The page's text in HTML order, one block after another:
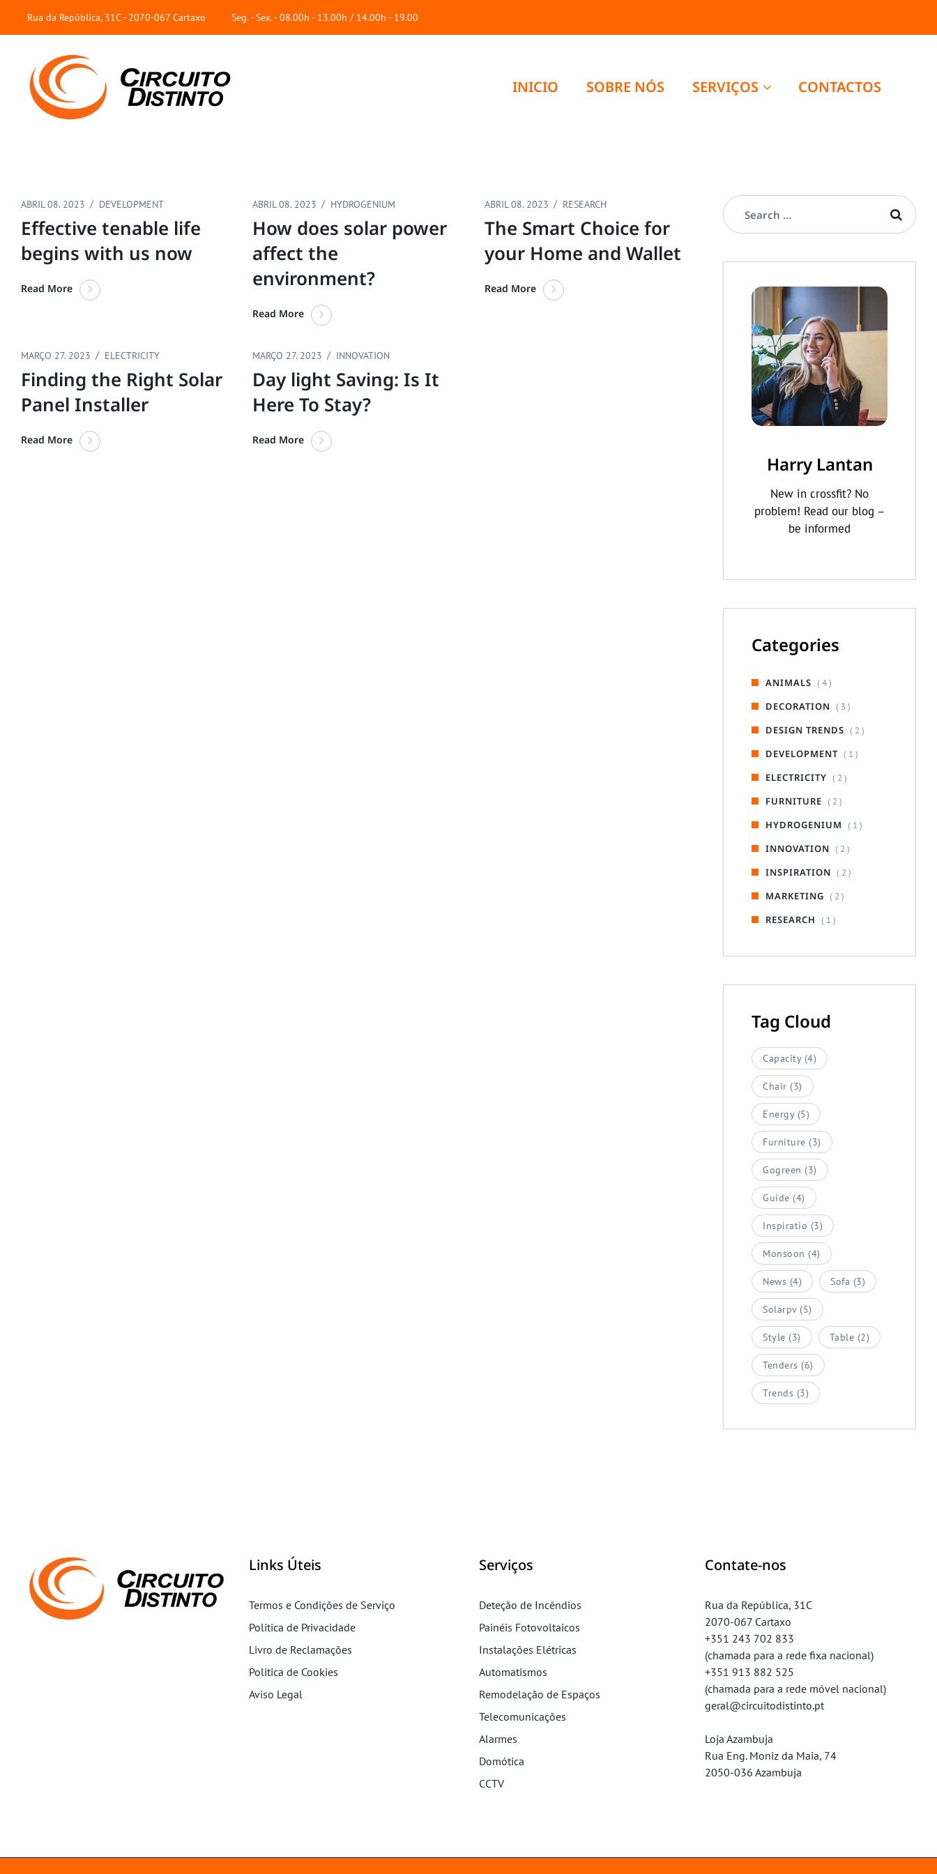
Rua da República, 31C - 2070-067 Cartaxo Seg. - Sex. - 08.00h - 13.00h / 14.00h - 19.00
INICIO SOBRE NÓS SERVIÇOS CONTACTOS
ABRIL 08. 2023 DEVELOPMENT
Effective tenable life
begins with us now
Read More
ABRIL 08. 2023 HYDROGENIUM
How does solar power
affect the
environment?
Read More
ABRIL 08. 2023 RESEARCH
The Smart Choice for
your Home and Wallet
Read More
MARÇO 27. 2023 ELECTRICITY
Finding the Right Solar
Panel Installer
Read More
MARÇO 27. 2023 INNOVATION
Day light Saving: Is It
Here To Stay?
Read More
Harry Lantan
New in crossfit? No
problem! Read our blog –
be informed
Categories
ANIMALS ( 4 )
DECORATION ( 3 )
DESIGN TRENDS ( 2 )
DEVELOPMENT ( 1 )
ELECTRICITY ( 2 )
FURNITURE ( 2 )
HYDROGENIUM ( 1 )
INNOVATION ( 2 )
INSPIRATION ( 2 )
MARKETING ( 2 )
RESEARCH ( 1 )
Tag Cloud
Capacity(4)
Chair (3)
Energy(5)
Furniture (3)
Gogreen (3)
Guide (4)
Inspiratio (3)
Monsoon (4)
News (4) Sofa (3)
Solarpv(5)
Style (3) Table (2)
Tenders (6)
Trends (3)
Links Úteis
Termos e Condições de Serviço
Politica de Privacidade
Livro de Reclamações
Politica de Cookies
Aviso Legal
Serviços
Deteção de Incêndios
Painéis Fotovoltaicos
Instalações Elétricas
Automatismos
Remodelação de Espaços
Telecomunicações
Alarmes
Domótica
CCTV
Contate-nos
Rua da República, 31C
2070-067 Cartaxo
+351 243 702 833
(chamada para a rede fixa nacional)
+351 913 882 525
(chamada para a rede móvel nacional)
geral@circuitodistinto.pt
Loja Azambuja
Rua Eng. Moniz da Maia, 74
2050-036 Azambuja